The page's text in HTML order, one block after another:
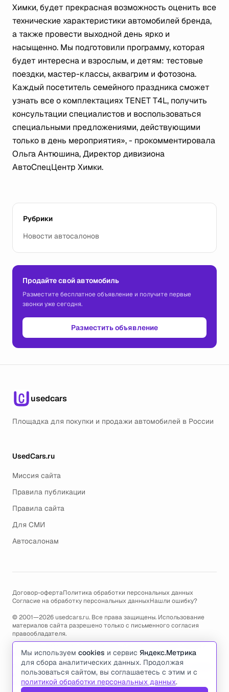
Химки, будет прекрасная возможность оценить все
технические характеристики автомобилей бренда,
а также провести выходной день ярко и
насыщенно. Мы подготовили программу, которая
будет интересна и взрослым, и детям: тестовые
поездки, мастер-классы, аквагрим и фотозона.
Каждый посетитель семейного праздника сможет
узнать все о комплектациях TENET T4L, получить
консультации специалистов и воспользоваться
специальными предложениями, действующими
только в день мероприятия», - прокомментировала
Ольга Антюшина, Директор дивизиона
АвтоСпецЦентр Химки.
Рубрики
Новости автосалонов
Продайте свой автомобиль
Разместите бесплатное объявление и получите первые
звонки уже сегодня.
Разместить объявление
usedcars
Площадка для покупки и продажи автомобилей в России
UsedCars.ru
Миссия сайта
Правила публикации
Правила сайта
Для СМИ
Автосалонам
Договор-офертаПолитика обработки персональных данных
Согласие на обработку персональных данныхНашли ошибку?
© 2001—2026 usedcars.ru. Все права защищены. Использование
материалов сайта разрешено только с письменного согласия
правообладателя.
Пользуясь сайтом, вы соглашаетесь с использованием cookies и
политикой обработки персональных данных.
По всем вопросам связанным с работой сайта, ошибками, глюками
и проблемами обращайтесь по адресу электронной почты
support@usedcars.ruили пишите в телеграм@usedcarsru_support
Мы используем cookies и сервис Яндекс.Метрика
для сбора аналитических данных. Продолжая
пользоваться сайтом, вы соглашаетесь с этим и с
политикой обработки персональных данных.